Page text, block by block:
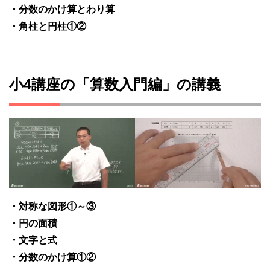
・分数のかけ算とわり算
・角柱と円柱①②
小4講座の「算数入門編」の講義
・対称な図形①～③
・円の面積
・文字と式
・分数のかけ算①②